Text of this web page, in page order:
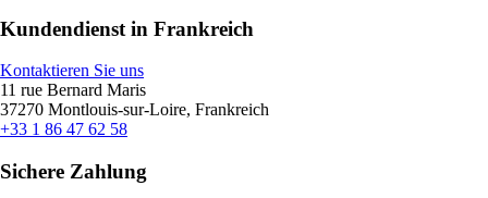
Kundendienst in Frankreich
Kontaktieren Sie uns
11 rue Bernard Maris
37270 Montlouis-sur-Loire, Frankreich
+33 1 86 47 62 58
Sichere Zahlung